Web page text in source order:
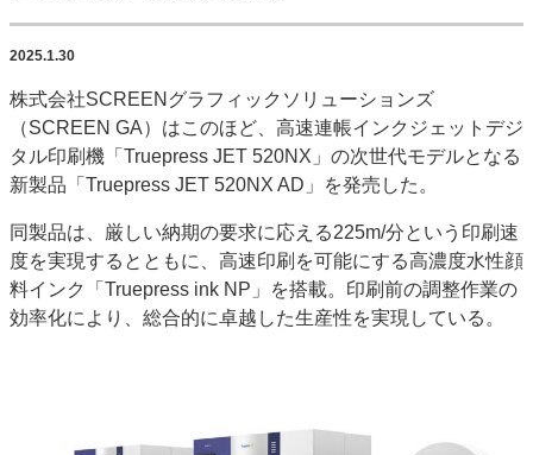
新商品
SDGs・地域
市場・統計
人事・移転・異動・訃報
特集記事カテゴリー一覧
特集・デジタル印刷 アイデアで勝負！ ～多様なビジネス・多彩な商材～
JAPAN PACK 2023 特集
中古印刷機・製本機特集
2022 検査・校正特集
特集・デジタル印刷 ～ 新成長軌道を描く
2025.1.30
株式会社SCREENグラフィックソリューションズ
（SCREEN GA）はこのほど、高速連帳インクジェットデジ
タル印刷機「Truepress JET 520NX」の次世代モデルとなる
新製品「Truepress JET 520NX AD」を発売した。
同製品は、厳しい納期の要求に応える225m/分という印刷速
度を実現するとともに、高速印刷を可能にする高濃度水性顔
料インク「Truepress ink NP」を搭載。印刷前の調整作業の
効率化により、総合的に卓越した生産性を実現している。